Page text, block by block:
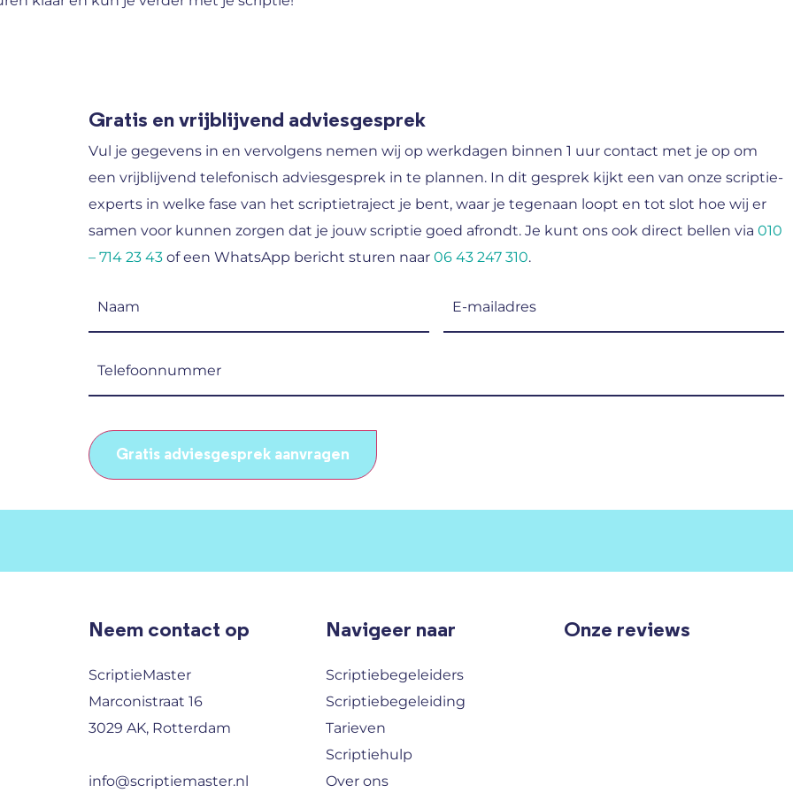
Gratis en vrijblijvend adviesgesprek
Vul je gegevens in en vervolgens nemen wij op werkdagen binnen 1 uur contact met je op om
een vrijblijvend telefonisch adviesgesprek in te plannen. In dit gesprek kijkt een van onze scriptie-
experts in welke fase van het scriptietraject je bent, waar je tegenaan loopt en tot slot hoe wij er
samen voor kunnen zorgen dat je jouw scriptie goed afrondt. Je kunt ons ook direct bellen via 010
– 714 23 43of een WhatsApp bericht sturen naar 06 43 247 310.
Neem contact op
ScriptieMaster
Marconistraat 16
3029 AK, Rotterdam
info@scriptiemaster.nl
Navigeer naar
Scriptiebegeleiders
Scriptiebegeleiding
Tarieven
Scriptiehulp
Over ons
Onze reviews